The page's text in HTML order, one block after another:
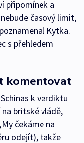
připomínek a
časový limit,
Kytka.
s přehledem
komentovat
k verdiktu
britské vládě,
čekáme na
odejít), takže